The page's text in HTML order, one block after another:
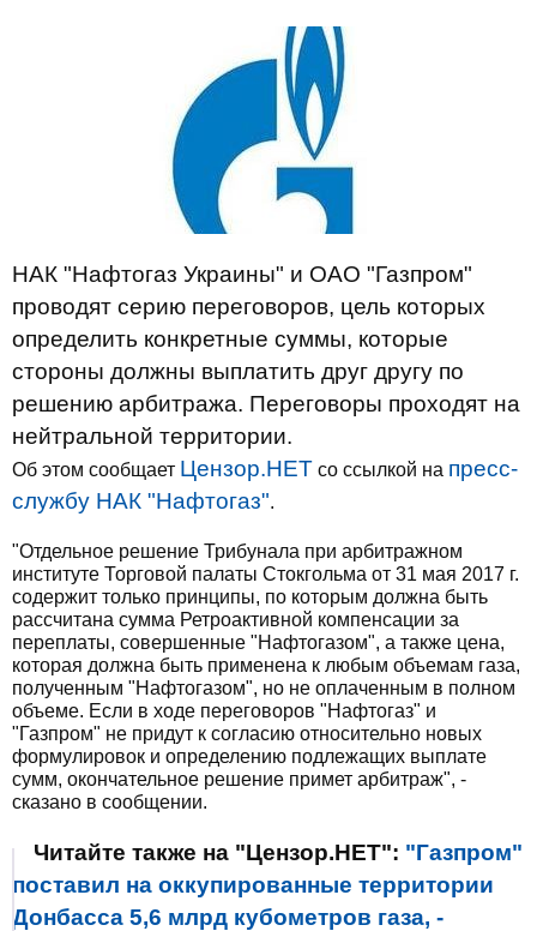
НАК "Нафтогаз Украины" и ОАО "Газпром"
проводят серию переговоров, цель которых
определить конкретные суммы, которые
стороны должны выплатить друг другу по
решению арбитража. Переговоры проходят на
нейтральной территории.
Об этом сообщает Цензор.НЕТ со ссылкой на пресс-
службу НАК "Нафтогаз".
"Отдельное решение Трибунала при арбитражном
институте Торговой палаты Стокгольма от 31 мая 2017 г.
содержит только принципы, по которым должна быть
рассчитана сумма Ретроактивной компенсации за
переплаты, совершенные "Нафтогазом", а также цена,
которая должна быть применена к любым объемам газа,
полученным "Нафтогазом", но не оплаченным в полном
объеме. Если в ходе переговоров "Нафтогаз" и
"Газпром" не придут к согласию относительно новых
формулировок и определению подлежащих выплате
сумм, окончательное решение примет арбитраж", -
сказано в сообщении.
Читайте также на "Цензор.НЕТ": "Газпром"
поставил на оккупированные территории
Донбасса 5,6 млрд кубометров газа, -